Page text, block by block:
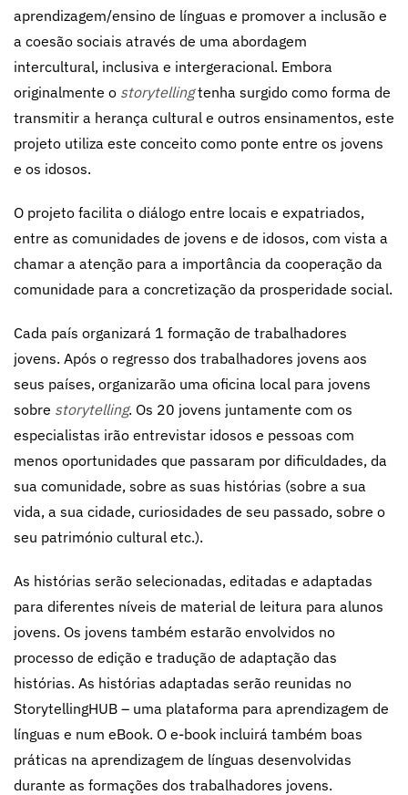
aprendizagem/ensino de línguas e promover a inclusão e
a coesão sociais através de uma abordagem
intercultural, inclusiva e intergeracional. Embora
originalmente o storytellingtenha surgido como forma de
transmitir a herança cultural e outros ensinamentos, este
projeto utiliza este conceito como ponte entre os jovens
e os idosos.
O projeto facilita o diálogo entre locais e expatriados,
entre as comunidades de jovens e de idosos, com vista a
chamar a atenção para a importância da cooperação da
comunidade para a concretização da prosperidade social.
Cada país organizará 1 formação de trabalhadores
jovens. Após o regresso dos trabalhadores jovens aos
seus países, organizarão uma oficina local para jovens
sobre storytelling. Os 20 jovens juntamente com os
especialistas irão entrevistar idosos e pessoas com
menos oportunidades que passaram por dificuldades, da
sua comunidade, sobre as suas histórias (sobre a sua
vida, a sua cidade, curiosidades de seu passado, sobre o
seu património cultural etc.).
As histórias serão selecionadas, editadas e adaptadas
para diferentes níveis de material de leitura para alunos
jovens. Os jovens também estarão envolvidos no
processo de edição e tradução de adaptação das
histórias. As histórias adaptadas serão reunidas no
StorytellingHUB – uma plataforma para aprendizagem de
línguas e num eBook. O e-book incluirá também boas
práticas na aprendizagem de línguas desenvolvidas
durante as formações dos trabalhadores jovens.